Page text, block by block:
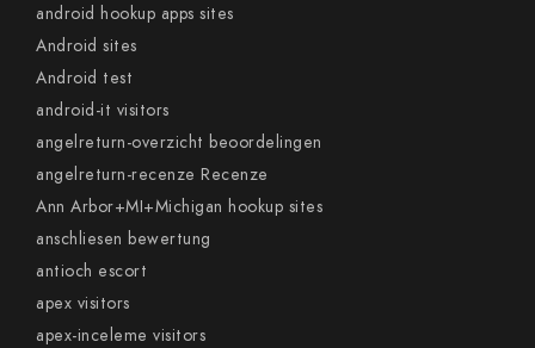
android hookup apps sites
Android sites
Android test
android-it visitors
angelreturn-overzicht beoordelingen
angelreturn-recenze Recenze
Ann Arbor+MI+Michigan hookup sites
anschliesen bewertung
antioch escort
apex visitors
apex-inceleme visitors